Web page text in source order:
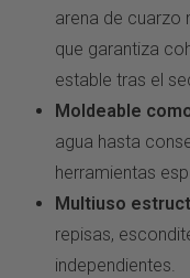
arena de cuarzo
que garantiza
estable tras el
Moldeable
agua hasta
herramientas
Multiuso
repisas,
independientes.